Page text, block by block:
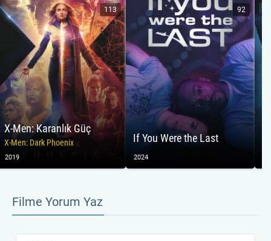
X-Men: Karanlık Güç
X-Men: Dark Phoenix
113
2019
If You Were the Last
92
2024
Filme Yorum Yaz